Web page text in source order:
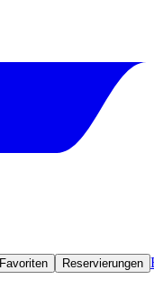
Favoriten Reservierungen